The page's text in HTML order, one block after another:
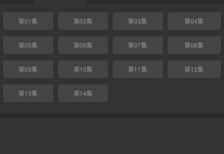
第01集 第02集 第03集 第04集
第05集 第06集 第07集 第08集
第09集 第10集 第11集 第12集
第13集 第14集